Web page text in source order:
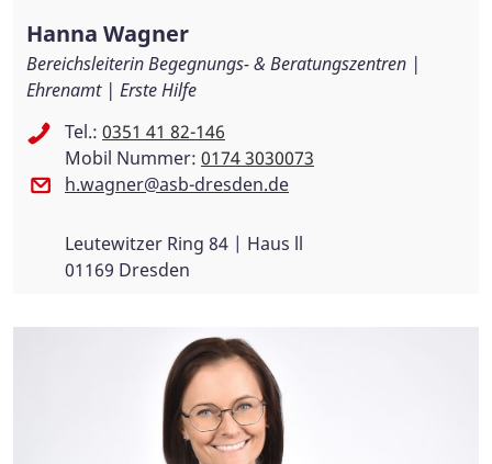
Hanna Wagner
Bereichsleiterin Begegnungs- & Beratungszentren |
Ehrenamt | Erste Hilfe
Tel.: 0351 41 82-146
Mobil Nummer: 0174 3030073
h.wagner@asb-dresden.de
Leutewitzer Ring 84 | Haus ll
01169 Dresden